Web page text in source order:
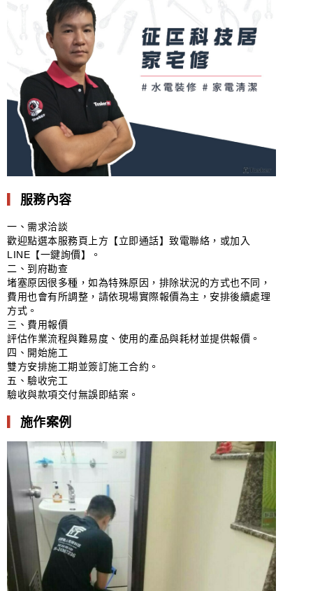
服務內容
一、需求洽談
歡迎點選本服務頁上方【立即通話】致電聯絡，或加入
LINE【一鍵詢價】。
二、到府勘查
堵塞原因很多種，如為特殊原因，排除狀況的方式也不同，
費用也會有所調整，請依現場實際報價為主，安排後續處理
方式。
三、費用報價
評估作業流程與難易度、使用的產品與耗材並提供報價。
四、開始施工
雙方安排施工期並簽訂施工合約。
五、驗收完工
驗收與款項交付無誤即結案。
施作案例